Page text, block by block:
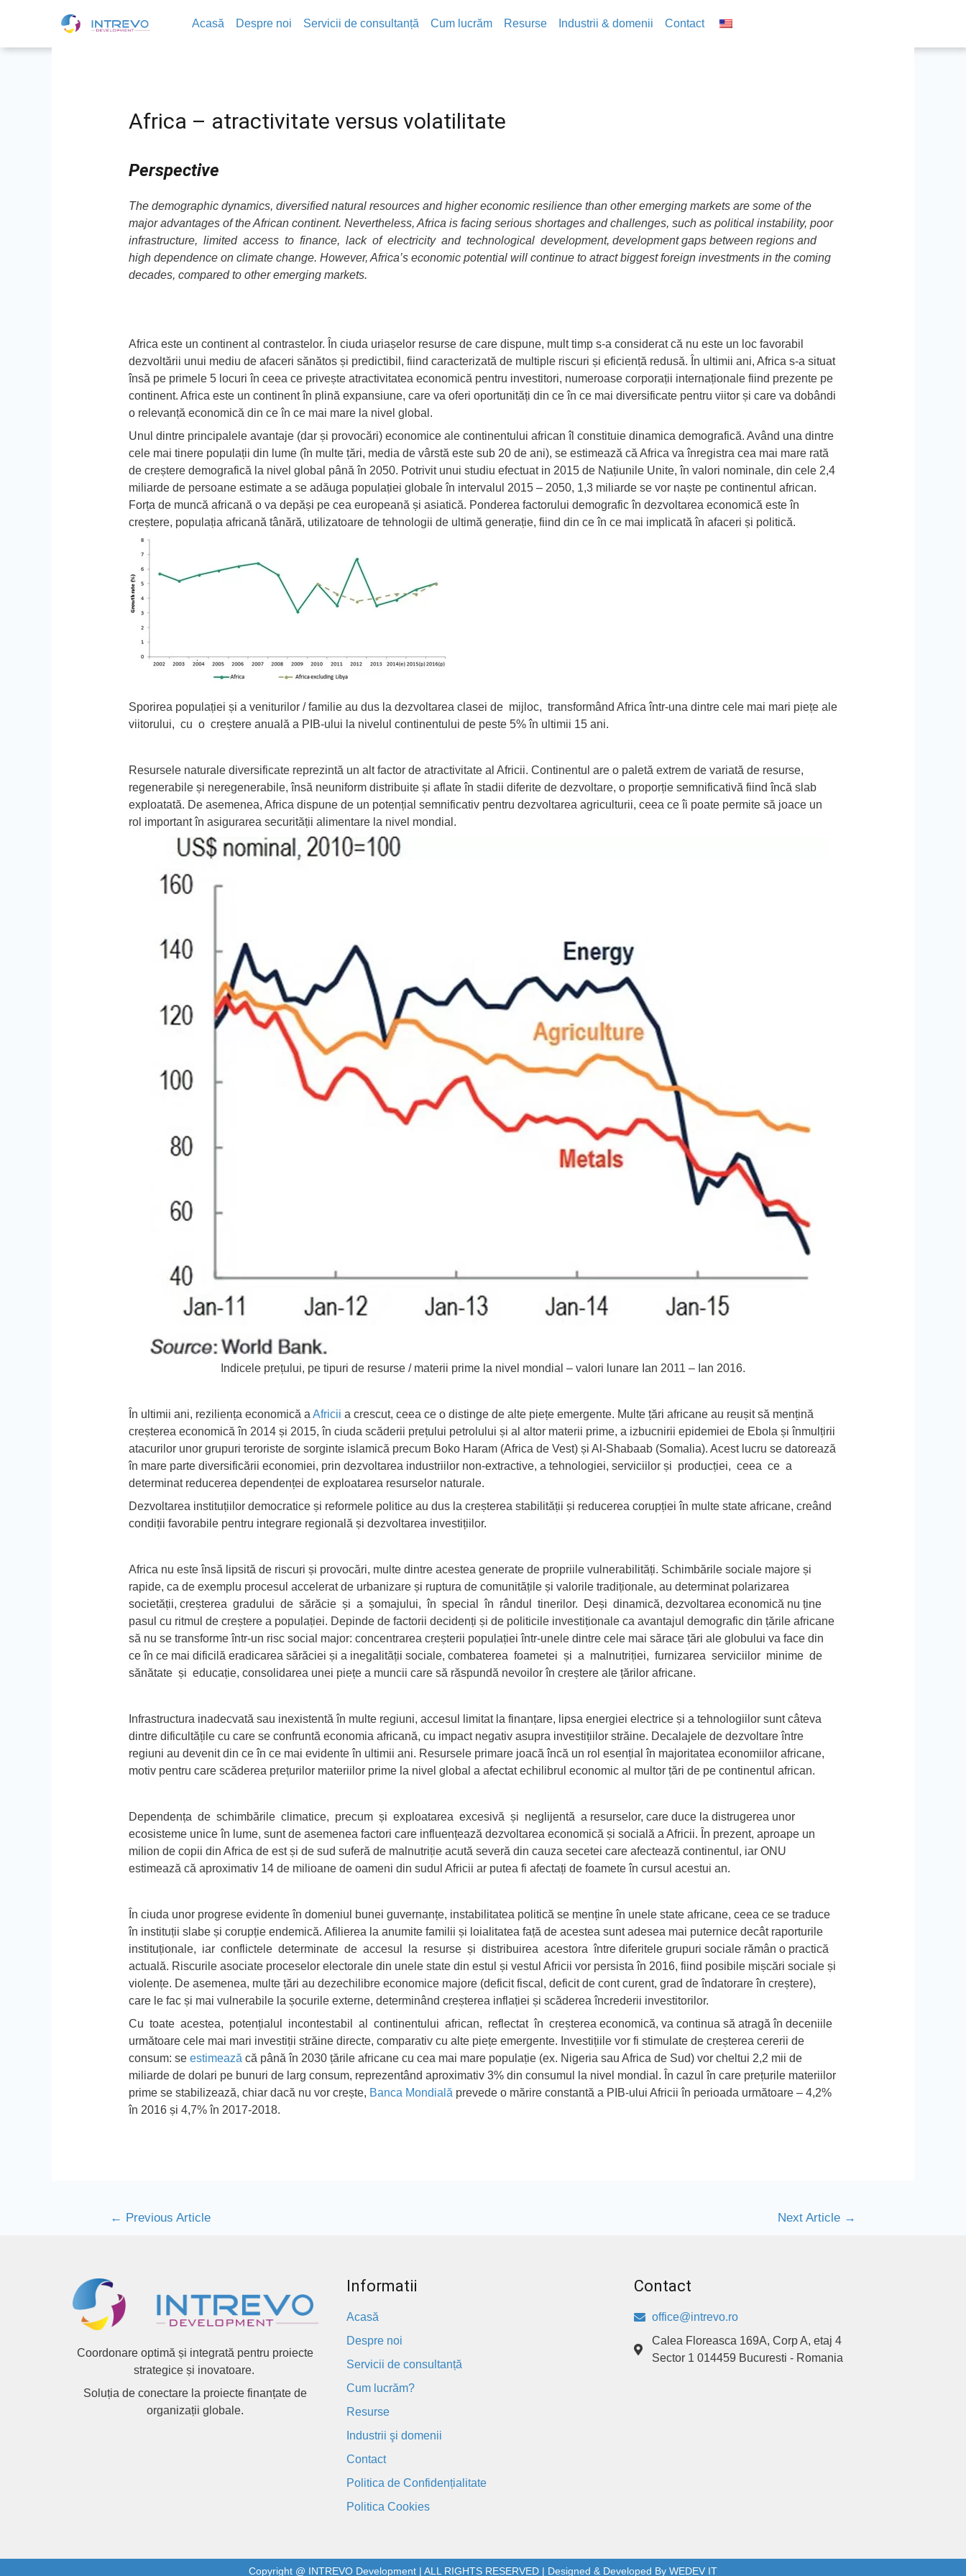
Acasă Despre noi Servicii de consultanță Cum lucrăm Resurse Industrii & domenii Contact
Africa – atractivitate versus volatilitate
Perspective
The demographic dynamics, diversified natural resources and higher economic resilience than other emerging markets are some of the
major advantages of the African continent. Nevertheless, Africa is facing serious shortages and challenges, such as political instability, poor
infrastructure, limited access to finance, lack of electricity and technological development, development gaps between regions and
high dependence on climate change. However, Africa’s economic potential will continue to atract biggest foreign investments in the coming
decades, compared to other emerging markets.
Africa este un continent al contrastelor. În ciuda uriașelor resurse de care dispune, mult timp s-a considerat că nu este un loc favorabil
dezvoltării unui mediu de afaceri sănătos și predictibil, fiind caracterizată de multiple riscuri și eficiență redusă. În ultimii ani, Africa s-a situat
însă pe primele 5 locuri în ceea ce privește atractivitatea economică pentru investitori, numeroase corporații internaționale fiind prezente pe
continent. Africa este un continent în plină expansiune, care va oferi oportunități din ce în ce mai diversificate pentru viitor și care va dobândi
o relevanță economică din ce în ce mai mare la nivel global.
Unul dintre principalele avantaje (dar și provocări) economice ale continentului african îl constituie dinamica demografică. Având una dintre
cele mai tinere populații din lume (în multe țări, media de vârstă este sub 20 de ani), se estimează că Africa va înregistra cea mai mare rată
de creștere demografică la nivel global până în 2050. Potrivit unui studiu efectuat in 2015 de Națiunile Unite, în valori nominale, din cele 2,4
miliarde de persoane estimate a se adăuga populației globale în intervalul 2015 – 2050, 1,3 miliarde se vor naște pe continentul african.
Forța de muncă africană o va depăși pe cea europeană și asiatică. Ponderea factorului demografic în dezvoltarea economică este în
creștere, populația africană tânără, utilizatoare de tehnologii de ultimă generație, fiind din ce în ce mai implicată în afaceri și politică.
Sporirea populației și a veniturilor / familie au dus la dezvoltarea clasei de mijloc, transformând Africa într-una dintre cele mai mari piețe ale
viitorului, cu o creștere anuală a PIB-ului la nivelul continentului de peste 5% în ultimii 15 ani.
Resursele naturale diversificate reprezintă un alt factor de atractivitate al Africii. Continentul are o paletă extrem de variată de resurse,
regenerabile și neregenerabile, însă neuniform distribuite și aflate în stadii diferite de dezvoltare, o proporție semnificativă fiind încă slab
exploatată. De asemenea, Africa dispune de un potențial semnificativ pentru dezvoltarea agriculturii, ceea ce îi poate permite să joace un
rol important în asigurarea securității alimentare la nivel mondial.
Indicele prețului, pe tipuri de resurse / materii prime la nivel mondial – valori lunare Ian 2011 – Ian 2016.
În ultimii ani, reziliența economică aAfricii a crescut, ceea ce o distinge de alte piețe emergente. Multe țări africane au reușit să mențină
creșterea economică în 2014 și 2015, în ciuda scăderii prețului petrolului și al altor materii prime, a izbucnirii epidemiei de Ebola și înmulțirii
atacurilor unor grupuri teroriste de sorginte islamică precum Boko Haram (Africa de Vest) și Al-Shabaab (Somalia). Acest lucru se datorează
în mare parte diversificării economiei, prin dezvoltarea industriilor non-extractive, a tehnologiei, serviciilor și producției, ceea ce a
determinat reducerea dependenței de exploatarea resurselor naturale.
Dezvoltarea instituțiilor democratice și reformele politice au dus la creșterea stabilității și reducerea corupției în multe state africane, creând
condiții favorabile pentru integrare regională și dezvoltarea investițiilor.
Africa nu este însă lipsită de riscuri și provocări, multe dintre acestea generate de propriile vulnerabilități. Schimbările sociale majore și
rapide, ca de exemplu procesul accelerat de urbanizare și ruptura de comunitățile și valorile tradiționale, au determinat polarizarea
societății, creșterea gradului de sărăcie și a șomajului, în special în rândul tinerilor. Deși dinamică, dezvoltarea economică nu ține
pasul cu ritmul de creștere a populației. Depinde de factorii decidenți și de politicile investiționale ca avantajul demografic din țările africane
să nu se transforme într-un risc social major: concentrarea creșterii populației într-unele dintre cele mai sărace țări ale globului va face din
ce în ce mai dificilă eradicarea sărăciei și a inegalității sociale, combaterea foametei și a malnutriției, furnizarea serviciilor minime de
sănătate și educație, consolidarea unei piețe a muncii care să răspundă nevoilor în creștere ale țărilor africane.
Infrastructura inadecvată sau inexistentă în multe regiuni, accesul limitat la finanțare, lipsa energiei electrice și a tehnologiilor sunt câteva
dintre dificultățile cu care se confruntă economia africană, cu impact negativ asupra investițiilor străine. Decalajele de dezvoltareîntre
regiuni au devenit din ce în ce mai evidente în ultimii ani. Resursele primare joacă încă un rol esențial în majoritatea economiilor africane,
motiv pentru care scăderea prețurilor materiilor prime la nivel global a afectat echilibrul economic al multor țări de pe continentul african.
Dependența de schimbările climatice, precum și exploatarea excesivă și neglijentă a resurselor, care duce la distrugerea unor
ecosisteme unice în lume, sunt de asemenea factori care influențează dezvoltarea economică și socială a Africii. În prezent, aproape un
milion de copii din Africa de est și de sud suferă de malnutriție acută severă din cauza secetei care afectează continentul, iar ONU
estimează că aproximativ 14 de milioane de oameni din sudul Africii ar putea fi afectați de foamete în cursul acestui an.
În ciuda unor progrese evidente în domeniul bunei guvernanțe, instabilitatea politică se menține în unele state africane, ceea ce se traduce
în instituții slabe și corupție endemică. Afilierea la anumite familii și loialitatea față de acestea sunt adesea mai puternice decât raporturile
instituționale, iar conflictele determinate de accesul la resurse și distribuirea acestora între diferitele grupuri sociale rămân o practică
actuală. Riscurile asociate proceselor electorale din unele state din estul și vestul Africii vor persista în 2016, fiind posibile mișcări sociale și
violențe. De asemenea, multe țări au dezechilibre economice majore (deficit fiscal, deficit de cont curent, grad de îndatorare în creștere),
care le fac și mai vulnerabile la șocurile externe, determinând creșterea inflației și scăderea încrederii investitorilor.
Cu toate acestea, potențialul incontestabil al continentului african, reflectat în creșterea economică, va continua să atragă în deceniile
următoare cele mai mari investiții străine directe, comparativ cu alte piețe emergente. Investițiile vor fi stimulate de creșterea cererii de
consum: se estimează că până în 2030 țările africane cu cea mai mare populație (ex. Nigeria sau Africa de Sud) vor cheltui 2,2 mii de
miliarde de dolari pe bunuri de larg consum, reprezentând aproximativ 3% din consumul la nivel mondial. În cazul în care prețurile materiilor
prime se stabilizează, chiar dacă nu vor crește, Banca Mondială prevede o mărire constantă a PIB-ului Africii în perioada următoare – 4,2%
în 2016 și 4,7% în 2017-2018.
← Previous Article Next Article →
Coordonare optimă și integrată pentru proiecte
strategice și inovatoare.
Soluția de conectare la proiecte finanțate de
organizații globale.
Informatii
Acasă
Despre noi
Servicii de consultanță
Cum lucrăm?
Resurse
Industrii şi domenii
Contact
Politica de Confidențialitate
Politica Cookies
Contact
office@intrevo.ro
Calea Floreasca 169A, Corp A, etaj 4
Sector 1 014459 Bucuresti - Romania
Copyright @ INTREVO Development | ALL RIGHTS RESERVED | Designed & Developed By WEDEV IT